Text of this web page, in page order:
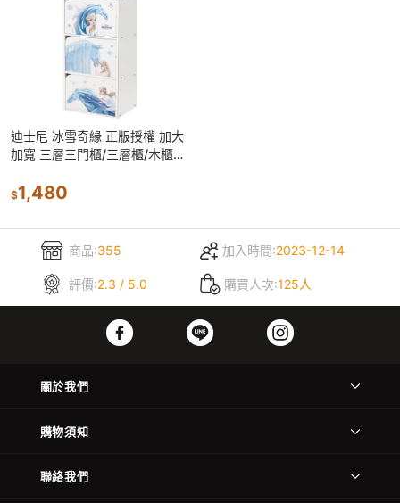
迪士尼 冰雪奇緣 正版授權 加大
加寬 三層三門櫃/三層櫃/木櫃收
$1,480
商品:355 加入時間:2023-12-14
評價:2.3 / 5.0 購買人次:125人
關於我們
購物須知
聯絡我們